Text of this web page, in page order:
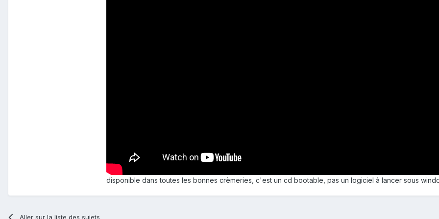
disponible dans toutes les bonnes crèmeries, c'est un cd bootable, pas un logiciel à lancer sous
Aller sur la liste des sujets